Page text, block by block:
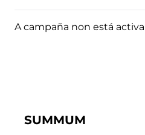
A campaña non está activa
SUMMUM